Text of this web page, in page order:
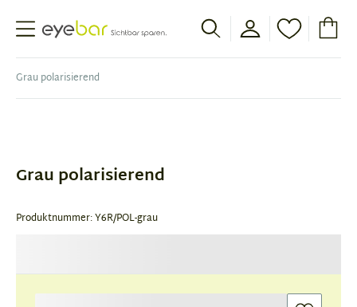
Abele Optic
Grau polarisierend
1
Grau polarisierend
Produktnummer: Y6R/POL-grau